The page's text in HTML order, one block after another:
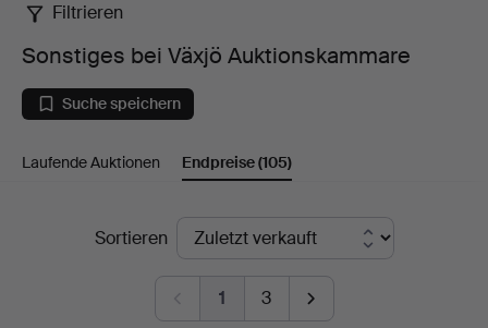
Sonstiges
bei
Växjö
Auktionskammare
Filtrieren
Sonstiges bei Växjö Auktionskammare
Suche speichern
Laufende Auktionen Endpreise(105)
EndpreiseSortieren
1 3